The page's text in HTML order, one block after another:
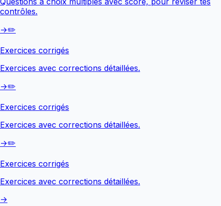
contrôles.
→✏️
Exercices corrigés
Exercices avec corrections détaillées.
→✏️
Exercices corrigés
Exercices avec corrections détaillées.
→✏️
Exercices corrigés
Exercices avec corrections détaillées.
→